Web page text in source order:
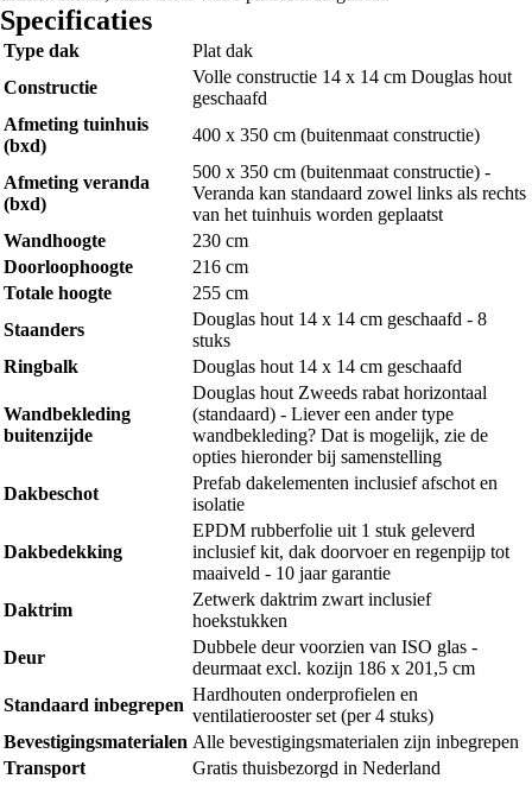
Specificaties
Type dak
Plat dak
Constructie
Volle constructie 14 x 14 cm Douglas hout
geschaafd
Afmeting tuinhuis
(bxd)
400 x 350 cm (buitenmaat constructie)
Afmeting veranda
(bxd)
500 x 350 cm (buitenmaat constructie) -
Veranda kan standaard zowel links als rechts
van het tuinhuis worden geplaatst
Wandhoogte
230 cm
Doorloophoogte
216 cm
Totale hoogte
255 cm
Staanders
Douglas hout 14 x 14 cm geschaafd - 8
stuks
Ringbalk
Douglas hout 14 x 14 cm geschaafd
Wandbekleding
buitenzijde
Douglas hout Zweeds rabat horizontaal
(standaard) - Liever een ander type
wandbekleding? Dat is mogelijk, zie de
opties hieronder bij samenstelling
Dakbeschot
Prefab dakelementen inclusief afschot en
isolatie
Dakbedekking
EPDM rubberfolie uit 1 stuk geleverd
inclusief kit, dak doorvoer en regenpijp tot
maaiveld - 10 jaar garantie
Daktrim
Zetwerk daktrim zwart inclusief
hoekstukken
Deur
Dubbele deur voorzien van ISO glas -
deurmaat excl. kozijn 186 x 201,5 cm
Standaard inbegrepen
Hardhouten onderprofielen en
ventilatierooster set (per 4 stuks)
Bevestigingsmaterialen Alle bevestigingsmaterialen zijn inbegrepen
Transport
Gratis thuisbezorgd in Nederland